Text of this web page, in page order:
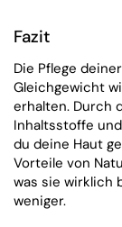
Fazit
Die Pflege
Gleichgewicht
erhalten. Durch
Inhaltsstoffe
du deine Haut
Vorteile von
was sie wirklich
weniger.